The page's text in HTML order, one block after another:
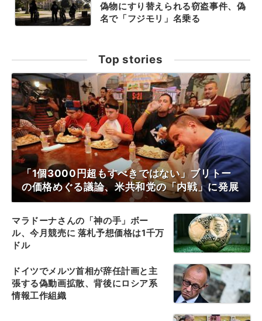
偽物にすり替えられる窃盗事件、偽
名で「フジモリ」名乗る
Top stories
「1個3000円超もすべきではない」ブリトー
の価格めぐる議論、米共和党の「内戦」に発展
マラドーナさんの「神の手」ボー
ル、今月競売に 落札予想価格は1千万
ドル
ドイツでメルツ首相が辞任計画と主
張する偽動画拡散、背後にロシア系
情報工作組織